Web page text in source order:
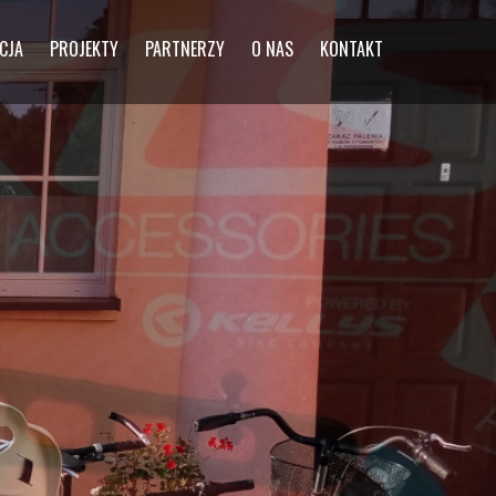
PROJEKTY PARTNERZY O NAS KONTAKT